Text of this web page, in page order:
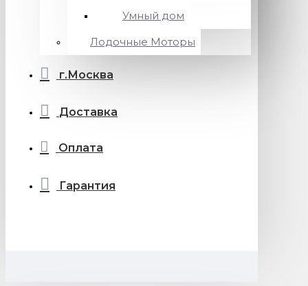
Умный дом
Лодочные Моторы
г.Москва
Доставка
Оплата
Гарантия